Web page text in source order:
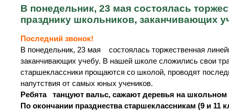
В понедельник, 23 мая состоялась
празднику школьников, заканчивающих
Последний звонок!
В понедельник, 23 мая состоялась торжественная
заканчивающих учебу. В нашей школе сложились свои
старшеклассники прощаются со школой, проводят
напутствия от самых юных учеников.
Ребята танцуют вальс, сажают деревья на школьном
По окончании празднества старшеклассникам (9 и